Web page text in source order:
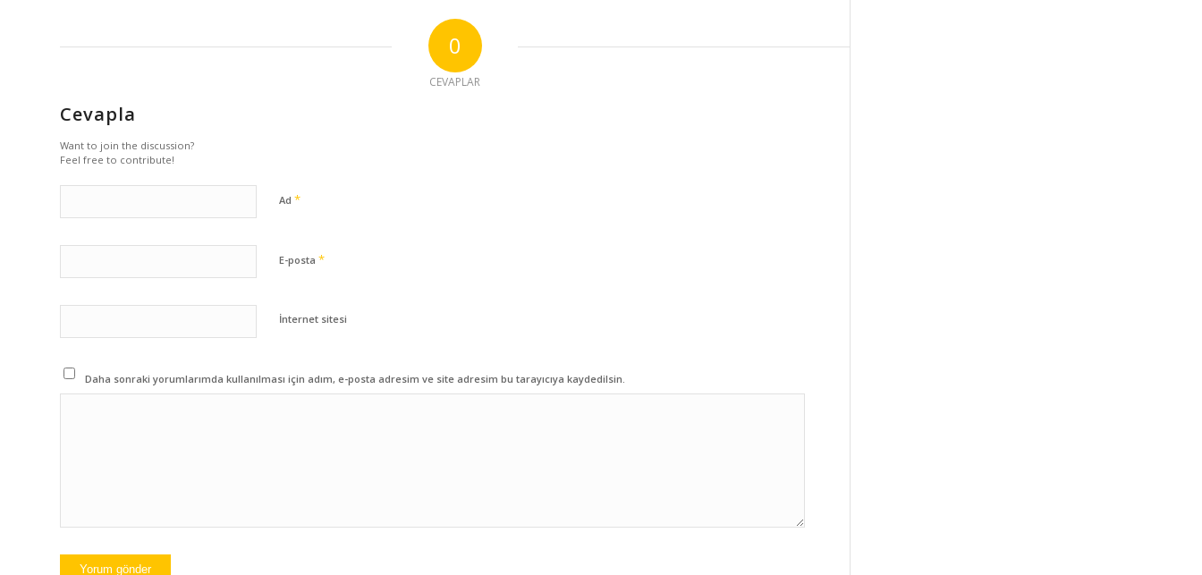
0
CEVAPLAR
Cevapla
Want to join the discussion?
Feel free to contribute!
Ad *
E-posta *
İnternet sitesi
Daha sonraki yorumlarımda kullanılması için adım, e-posta adresim ve site adresim bu tarayıcıya kaydedilsin.